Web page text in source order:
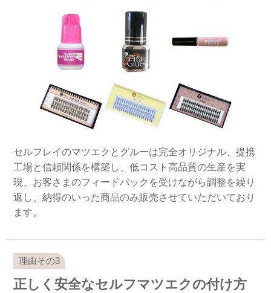
セルフレイのマツエクとグルーは完全オリジナル、提携
工場と信頼関係を構築し、低コスト高品質の生産を実
現、お客さまのフィードバックを受けながら調整を繰り
返し、納得のいった商品のみ販売させていただいており
ます。
正しく安全なセルフマツエクの付け方